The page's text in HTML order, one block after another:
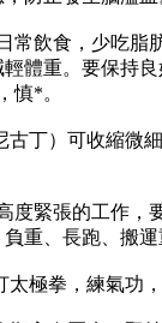
食，少吃脂肪
體重。要保持
慎*。
）可收縮微細
張的工作，要
重、長跑、搬
拳，練氣功，